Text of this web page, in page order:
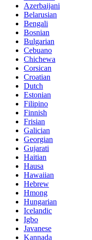
Azerbaijani
Belarusian
Bengali
Bosnian
Bulgarian
Cebuano
Chichewa
Corsican
Croatian
Dutch
Estonian
Filipino
Finnish
Frisian
Galician
Georgian
Gujarati
Haitian
Hausa
Hawaiian
Hebrew
Hmong
Hungarian
Icelandic
Igbo
Javanese
Kannada